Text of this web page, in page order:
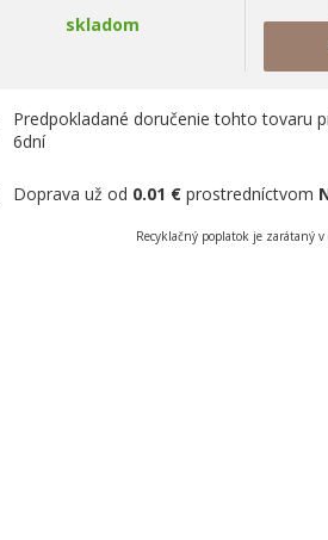
skladom
Predpokladané doručenie tohto tovaru
6dní
Doprava už od 0.01 € prostredníctvom
Recyklačný poplatok je zarátaný v